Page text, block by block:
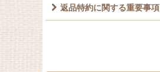
返品特約に関する重要事項